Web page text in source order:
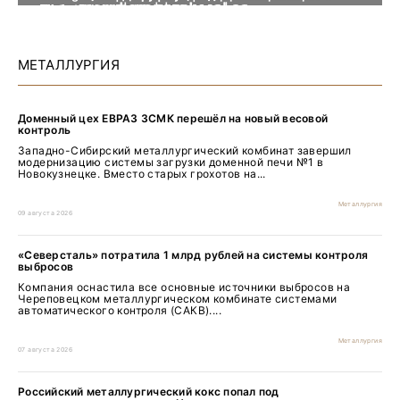
Уголь России и Майнинг 2026
MiningWorld Russia 2026
Добыча. Обогащение. Металлургия
Рудник 2025 | Обзор выставки
Уголь России и Майнинг 2025
MiningWorld Russia 2025
Рудник 2024 | Обзор выставки
В помощь шахтёру 2024
Уголь России и Майнинг 2024
Mining World Russia 2024
Рудник. Урал 2023 | Обзор выставки
технологиям 2023
Уголь России и Майнинг 2023 | Обзор выставки
MiningWorld Russia 2023
Уголь России и Майнинг 2022 | Обзор выставки
MiningWorld Russia 2022 | Обзор выставки
Рудник Урала | Обзор выставки
технологиям
Уголь России и Майнинг 2021 | Обзор выставки
Mining World Russia 2021 | Обзор выставки
День Шахтёра 2020 | Взгляд изнутри
Уголь России и Майнинг 2019 | Обзор выставки
карантина
участников выставки
МЕТАЛЛУРГИЯ
Доменный цех ЕВРАЗ ЗСМК перешёл на новый весовой
контроль
Западно-Сибирский металлургический комбинат завершил
модернизацию системы загрузки доменной печи №1 в
Новокузнецке. Вместо старых грохотов на...
09 августа 2026
Металлургия
«Северсталь» потратила 1 млрд рублей на системы контроля
выбросов
Компания оснастила все основные источники выбросов на
Череповецком металлургическом комбинате системами
автоматического контроля (САКВ)....
07 августа 2026
Металлургия
Российский металлургический кокс попал под